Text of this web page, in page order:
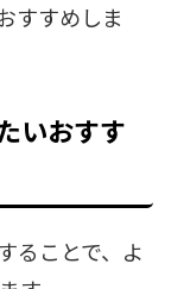
すすめしま
いおすす
ることで、よ